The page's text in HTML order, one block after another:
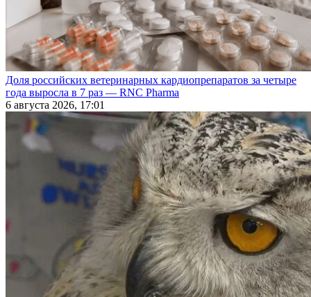
Доля российских ветеринарных кардиопрепаратов за четыре
года выросла в 7 раз — RNC Pharma
6 августа 2026, 17:01